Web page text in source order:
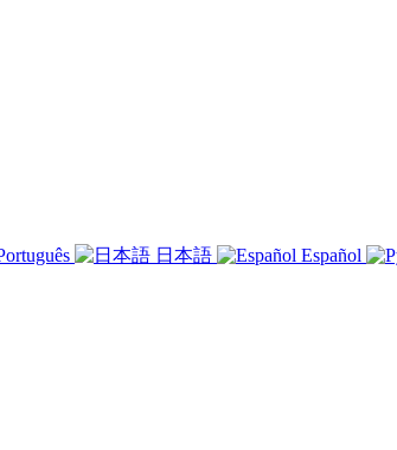
日本語 Español